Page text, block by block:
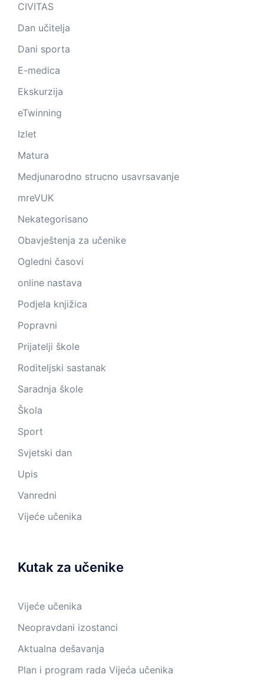
CIVITAS
Dan učitelja
Dani sporta
E-medica
Ekskurzija
eTwinning
Izlet
Matura
Medjunarodno strucno usavrsavanje
mreVUK
Nekategorisano
Obavještenja za učenike
Ogledni časovi
online nastava
Podjela knjižica
Popravni
Prijatelji škole
Roditeljski sastanak
Saradnja škole
Škola
Sport
Svjetski dan
Upis
Vanredni
Vijeće učenika
Kutak za učenike
Vijeće učenika
Neopravdani izostanci
Aktualna dešavanja
Plan i program rada Vijeća učenika